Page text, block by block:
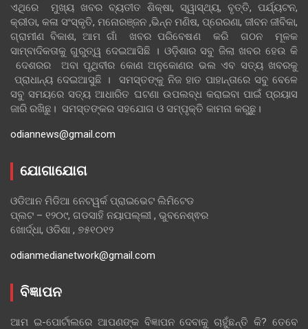
ଏଥିରେ ମୁଖ୍ୟ ଖବର ବ୍ୟତୀତ ଶିକ୍ଷା, ସ୍ୱାସ୍ଥ୍ୟ, ବୃତ୍ତି, ପର୍ଯ୍ୟଟନ,
କ୍ରୀଡା, କଳା ସଂସ୍କୃତି, ମନୋରଞ୍ଜନ ,ଭିନ୍ନ ମଣିଷ, ପ୍ରେରଣା, ଜୀବନ ଜୀବିକା,
ଗ୍ରାମୀଣ ବିକାଶ, ଆମ ଗାଁ ଖବର ପରିବେଷଣ କରି ଗଠନ ମୂଳକ
ସାମ୍ବାଦିକତାକୁ ଗୁରୁତ୍ୱ ଦେଇଆସିଛି । ଓଡ଼ିଶାର ସବୁ ଜିଲା ଖବର ହେଉ କି
ଦେଶରର ଅବା ପୃଥିବୀର କୋଣ ଅନୁକୋଣର ଭଲ ଏବ ସତ୍ୟ ଖବରକୁ
ପ୍ରାଧାନ୍ୟ ଦେଇଆସୁଛି । ସମସ୍ତଙ୍କୁ ନିଜ ହାତ ପାହାନ୍ତାରେ ସବୁ ବେଳେ
ସବୁ ସମୟରେ ସତ୍ୟ ଆଧାରିତ ଘଟଣା ଉପଲବ୍ଧ କରାଇବା ପାଇଁ ପ୍ରୟାସ
ଜାରି ରଖିଛୁ। ସମସ୍ତଙ୍କର ସହଯୋଗ ଓ ସମ୍ପୃକ୍ତି କାମନା କରୁଛୁ।
odiannews@gmail.com
ଯୋଗାଯୋଗ
ଓଡିଆନ ମିଡିଆ ନେଟୱର୍କ ପ୍ରାଇଭେଟ ଲିମିଟେଡ
ପ୍ଲଟ – ୧୨୦୯, ଗଡସାହି ନୟାପଲ୍ଲୀ , ଭୁବନେଶ୍ଵର
ଖୋର୍ଦ୍ଧା, ଓଡିଶା , ୭୫୧୦୧୨
odianmedianetwork@gmail.com
ବିଜ୍ଞାପନ
ଆମ ଇ-ପୋର୍ଟାଲରେ ଆପଣଙ୍କ ବିଜ୍ଞାପନ ଦେବାକୁ ଚାହୁଁଛନ୍ତି କି? ତେବେ